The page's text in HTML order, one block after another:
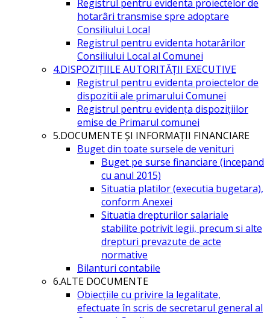
Registrul pentru evidenta proiectelor de
hotarâri transmise spre adoptare
Consiliului Local
Registrul pentru evidenta hotarârilor
Consiliului Local al Comunei
4.DISPOZIŢIILE AUTORITĂŢII EXECUTIVE
Registrul pentru evidenta proiectelor de
dispozitii ale primarului Comunei
Registrul pentru evidența dispozițiilor
emise de Primarul comunei
5.DOCUMENTE ŞI INFORMAŢII FINANCIARE
Buget din toate sursele de venituri
Buget pe surse financiare (incepand
cu anul 2015)
Situatia platilor (executia bugetara),
conform Anexei
Situatia drepturilor salariale
stabilite potrivit legii, precum si alte
drepturi prevazute de acte
normative
Bilanturi contabile
6.ALTE DOCUMENTE
Obiecțiile cu privire la legalitate,
efectuate în scris de secretarul general al